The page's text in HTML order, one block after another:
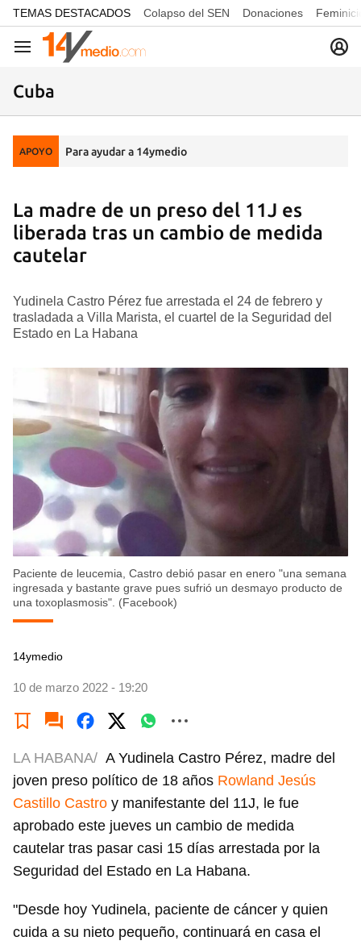
common.go-to-content
TEMAS DESTACADOS Colapso del SEN Donaciones
Navegación
Cuba
APOYO Para ayudar a 14ymedio
La madre de un preso del 11J es
liberada tras un cambio de medida
cautelar
Yudinela Castro Pérez fue arrestada el 24 de febrero y
trasladada a Villa Marista, el cuartel de la Seguridad del
Estado en La Habana
Paciente de leucemia, Castro debió pasar en enero "una semana
ingresada y bastante grave pues sufrió un desmayo producto de
una toxoplasmosis". (Facebook)
14ymedio
10 de marzo 2022 - 19:20
LA HABANA/ A Yudinela Castro Pérez, madre del
joven preso político de 18 años Rowland Jesús
Castillo Castro y manifestante del 11J, le fue
aprobado este jueves un cambio de medida
cautelar tras pasar casi 15 días arrestada por la
Seguridad del Estado en La Habana.
"Desde hoy Yudinela, paciente de cáncer y quien
cuida a su nieto pequeño, continuará en casa el